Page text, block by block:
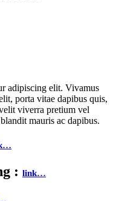
adipiscing elit. Vivamus
porta vitae dapibus quis,
viverra pretium vel
mauris ac dapibus.
: link…